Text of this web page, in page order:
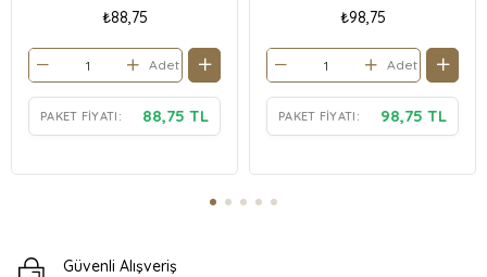
₺88,75
Adet
PAKET FIYATI: 88,75 TL
₺98,75
Adet
PAKET FIYATI: 98,75 TL
Güvenli Alışveriş